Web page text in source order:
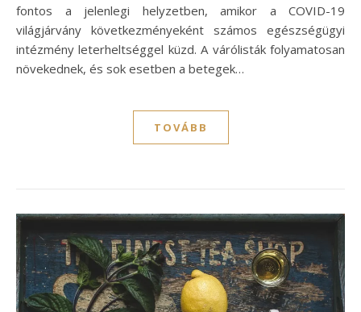
fontos a jelenlegi helyzetben, amikor a COVID-19
világjárvány következményeként számos egészségügyi
intézmény leterheltséggel küzd. A várólisták folyamatosan
növekednek, és sok esetben a betegek…
TOVÁBB